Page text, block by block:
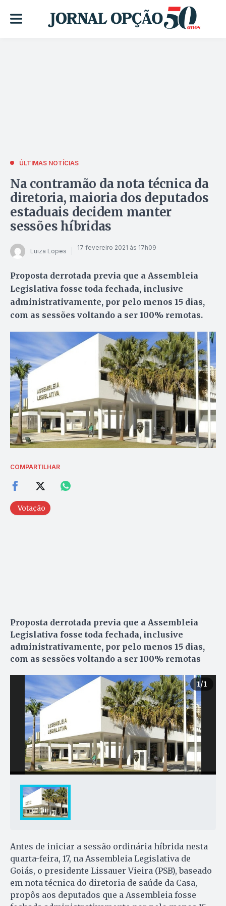
ÚLTIMAS NOTÍCIAS
Na contramão da nota técnica da
diretoria, maioria dos deputados
estaduais decidem manter
sessões híbridas
Luiza Lopes 17 fevereiro 2021 às 17h09
Proposta derrotada previa que a Assembleia
Legislativa fosse toda fechada, inclusive
administrativamente, por pelo menos 15 dias,
com as sessões voltando a ser 100% remotas.
COMPARTILHAR
Votação
Proposta derrotada previa que a Assembleia
Legislativa fosse toda fechada, inclusive
administrativamente, por pelo menos 15 dias,
com as sessões voltando a ser 100% remotas
1/1
Antes de iniciar a sessão ordinária híbrida nesta
quarta-feira, 17, na Assembleia Legislativa de
Goiás, o presidente Lissauer Vieira (PSB), baseado
em nota técnica do diretoria de saúde da Casa,
propôs aos deputados que a Assembleia fosse